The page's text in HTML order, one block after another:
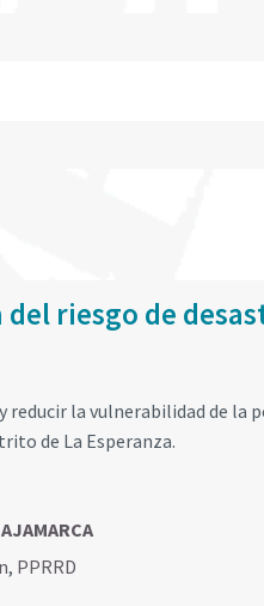
riesgo de
la vulnerabilidad de la
de La Esperanza.
, PPRRD